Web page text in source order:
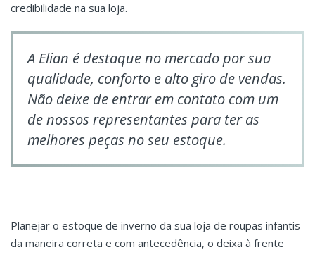
credibilidade na sua loja.
A Elian é destaque no mercado por sua
qualidade, conforto e alto giro de vendas.
Não deixe de entrar em contato com um
de nossos representantes para ter as
melhores peças no seu estoque.
Planejar o estoque de inverno da sua loja de roupas infantis
da maneira correta e com antecedência, o deixa à frente